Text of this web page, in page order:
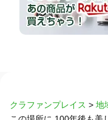
クラファンプレイス > 地